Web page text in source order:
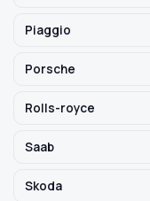
Piaggio
Porsche
Rolls-royce
Saab
Skoda